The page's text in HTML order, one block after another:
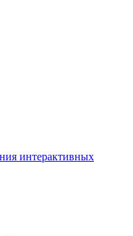
интерактивных